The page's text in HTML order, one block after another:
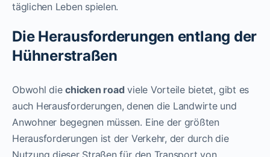
täglichen Leben spielen.
Die Herausforderungen entlang der
Hühnerstraßen
Obwohl diechicken road viele Vorteile bietet, gibt es
auch Herausforderungen, denen die Landwirte und
Anwohner begegnen müssen. Eine der größten
Herausforderungen ist der Verkehr, der durch die
Nutzung dieser Straßen für den Transport von